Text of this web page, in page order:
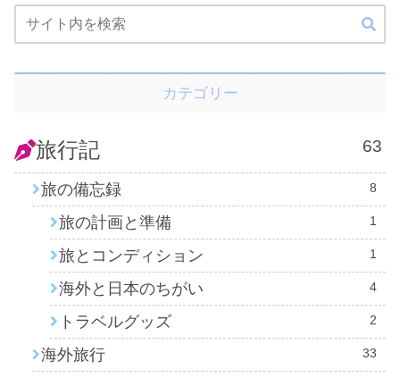
カテゴリー
旅行記 63
旅の備忘録 8
旅の計画と準備 1
旅とコンディション 1
海外と日本のちがい 4
トラベルグッズ 2
海外旅行 33